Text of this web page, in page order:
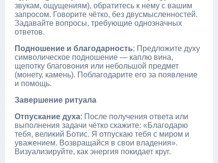
звукам, ощущениям), обратитесь к нему с вашим
запросом. Говорите чётко, без двусмысленностей.
Задавайте вопросы, требующие однозначных
ответов.
Подношение и благодарность: Предложите духу
символическое подношение — каплю вина,
щепотку благовония или небольшой предмет
(монету, камень). Поблагодарите его за появление
и помощь.
Завершение ритуала
Отпускание духа: После получения ответа или
выполнения задачи чётко скажите: «Благодарю
тебя, великий Ботис. Я отпускаю тебя с миром и
уважением. Возвращайся в свои владения».
Визуализируйте, как энергия покидает круг.